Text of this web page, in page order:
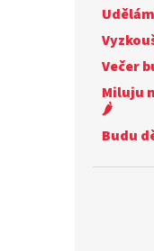
Večer
Miluju
🌶️
Budu